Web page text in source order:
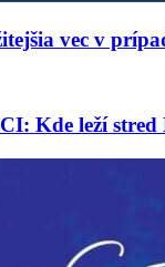
vec v
Kde leží stred